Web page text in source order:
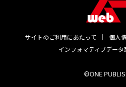
サイトのご利用にあたって 個人
インフォマティブデー
©ONE